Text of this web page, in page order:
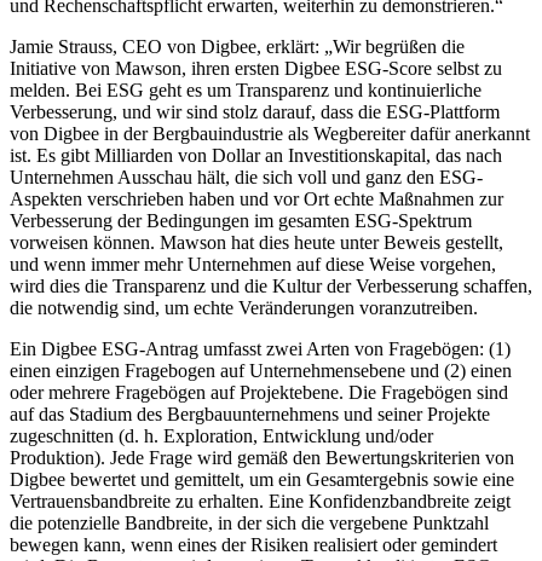
und Rechenschaftspflicht erwarten, weiterhin zu demonstrieren.“
Jamie Strauss, CEO von Digbee, erklärt: „Wir begrüßen die
Initiative von Mawson, ihren ersten Digbee ESG-Score selbst zu
melden. Bei ESG geht es um Transparenz und kontinuierliche
Verbesserung, und wir sind stolz darauf, dass die ESG-Plattform
von Digbee in der Bergbauindustrie als Wegbereiter dafür anerkannt
ist. Es gibt Milliarden von Dollar an Investitionskapital, das nach
Unternehmen Ausschau hält, die sich voll und ganz den ESG-
Aspekten verschrieben haben und vor Ort echte Maßnahmen zur
Verbesserung der Bedingungen im gesamten ESG-Spektrum
vorweisen können. Mawson hat dies heute unter Beweis gestellt,
und wenn immer mehr Unternehmen auf diese Weise vorgehen,
wird dies die Transparenz und die Kultur der Verbesserung schaffen,
die notwendig sind, um echte Veränderungen voranzutreiben.
Ein Digbee ESG-Antrag umfasst zwei Arten von Fragebögen: (1)
einen einzigen Fragebogen auf Unternehmensebene und (2) einen
oder mehrere Fragebögen auf Projektebene. Die Fragebögen sind
auf das Stadium des Bergbauunternehmens und seiner Projekte
zugeschnitten (d. h. Exploration, Entwicklung und/oder
Produktion). Jede Frage wird gemäß den Bewertungskriterien von
Digbee bewertet und gemittelt, um ein Gesamtergebnis sowie eine
Vertrauensbandbreite zu erhalten. Eine Konfidenzbandbreite zeigt
die potenzielle Bandbreite, in der sich die vergebene Punktzahl
bewegen kann, wenn eines der Risiken realisiert oder gemindert